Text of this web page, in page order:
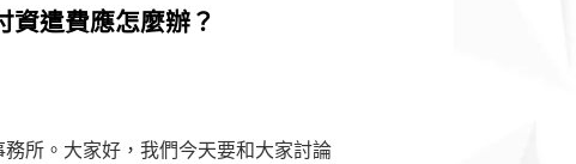
資遣費應怎麼辦？
所。大家好，我們今天要和大家討論